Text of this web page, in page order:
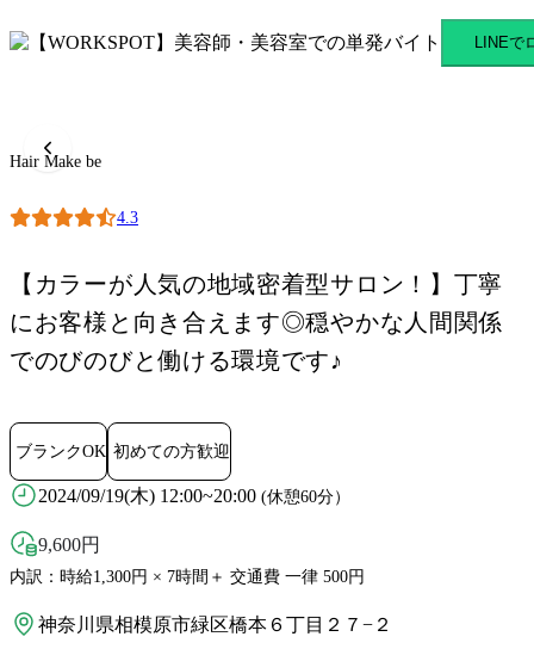
Hair Make be 橋本駅のスキマ
LINEで
Hair Make be
4.3
【カラーが人気の地域密着型サロン！】丁寧
にお客様と向き合えます◎穏やかな人間関係
でのびのびと働ける環境です♪
ブランクOK 初めての方歓迎
2024/09/19(木) 12:00~20:00 (休憩60分）
9,600円
内訳：時給1,300円 × 7時間＋ 交通費 一律 500円
神奈川県相模原市緑区橋本６丁目２７−２